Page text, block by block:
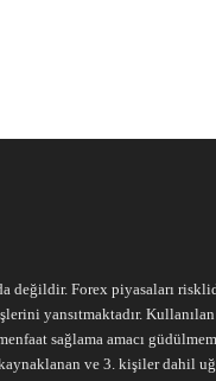
değildir. Forex piyasaları
yansıtmaktadır.
sağlama amacı
ve 3. kişiler dahil